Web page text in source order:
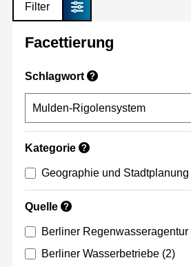
Filter
Facettierung
Schlagwort ?
Kategorie ?
Geographie und Stadtplanung
Quelle ?
Berliner Regenwasseragentur
Berliner Wasserbetriebe (2)